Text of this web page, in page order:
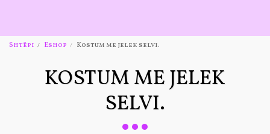
Shtëpi Eshop Kostum me jelek selvi.
KOSTUM ME JELEK
SELVI.